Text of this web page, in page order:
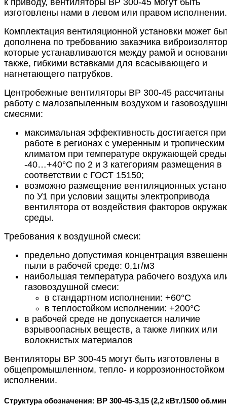
изготовлены нами в левом или правом исполнении.
Комплектация вентиляционной установки может
дополнена по требованию заказчика
которые устанавливаются между рамой и
также, гибкими вставками для всасывающего и
нагнетающего патрубков.
Центробежные вентиляторы ВР 300-45 рассчитаны
работу с малозапыленным воздухом и
смесями:
максимальная эффективность достигается при
работе в регионах с умеренным и тропическим
климатом при температуре окружающей среды
-40…+40°С по 2 и 3 категориям размещения в
соответствии с ГОСТ 15150;
возможно размещение вентиляционных
по У1 при условии защиты электропривода
вентилятора от воздействия факторов
среды.
Требования к воздушной смеси:
предельно допустимая концентрация
пыли в рабочей среде: 0,1г/м3
наибольшая температура рабочего воздуха
газовоздушной смеси:
в стандартном исполнении: +60°С
в теплостойком исполнении: +200°С
в рабочей среде не допускается наличие
взрывоопасных веществ, а также липких или
волокнистых материалов
Вентиляторы ВР 300-45 могут быть изготовлены в
общепромышленном, тепло- и коррозионностойком
исполнении.
Структура обозначения: ВР 300-45-3,15 (2,2 кВт./1500